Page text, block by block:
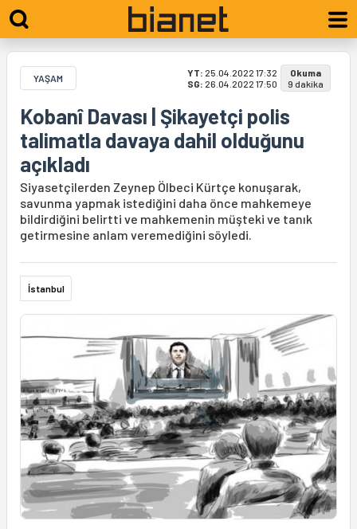
YAŞAM YT: 25.04.2022 17:32
SG: 26.04.2022 17:50
Okuma
9 dakika
Kobanî Davası | Şikayetçi polis
talimatla davaya dahil olduğunu
açıkladı
Siyasetçilerden Zeynep Ölbeci Kürtçe konuşarak,
savunma yapmak istediğini daha önce mahkemeye
bildirdiğini belirtti ve mahkemenin müşteki ve tanık
getirmesine anlam veremediğini söyledi.
İstanbul